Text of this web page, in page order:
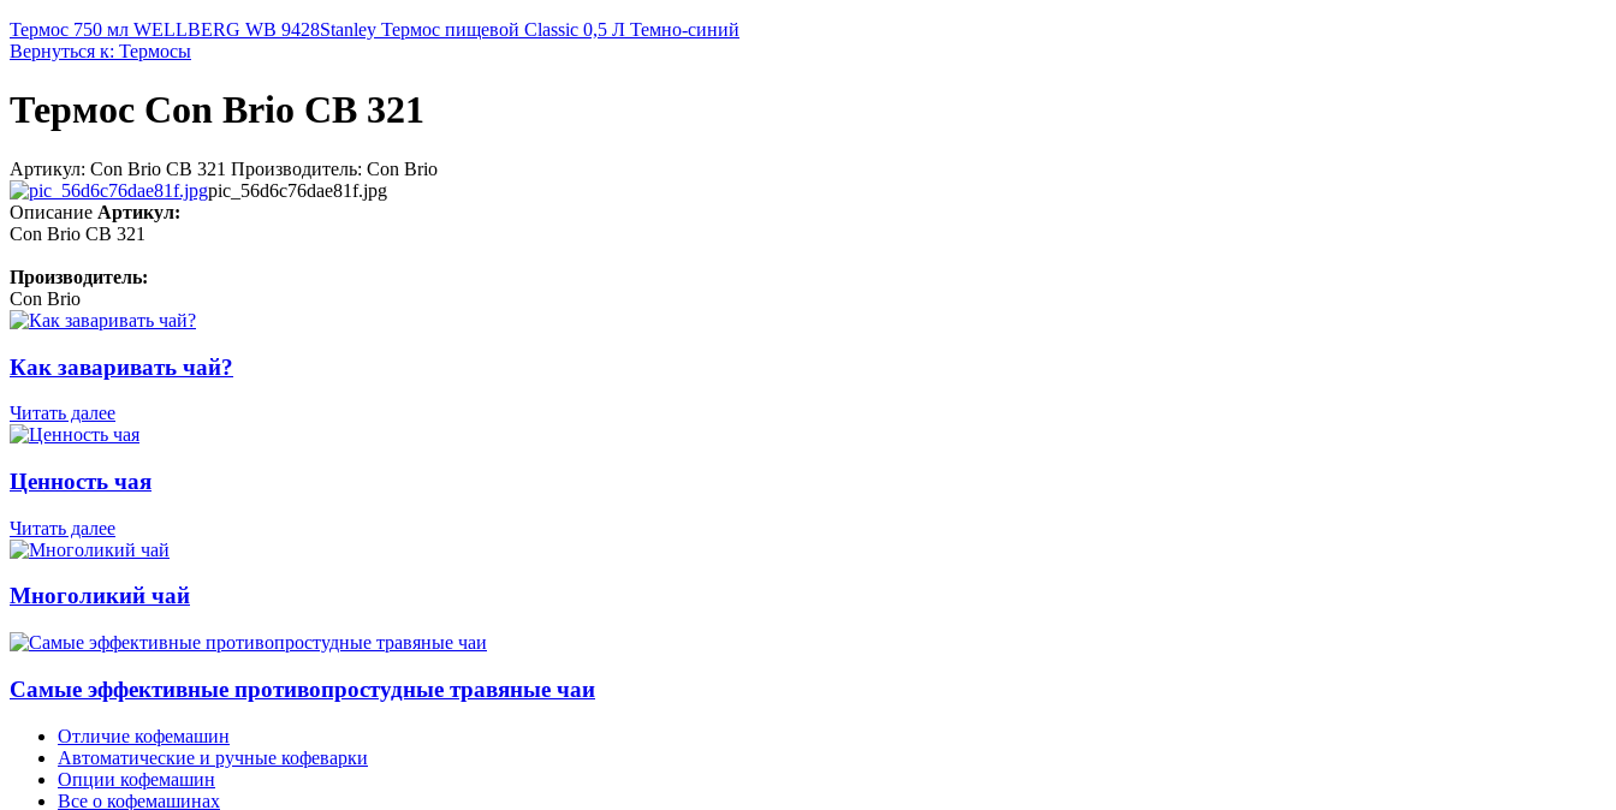
Термос 750 мл WELLBERG WB 9428Stanley Термос пищевой Classic 0,5 Л Темно-синий
Вернуться к: Термосы
Термос Con Brio СВ 321
Артикул: Con Brio СВ 321 Производитель: Con Brio
pic_56d6c76dae81f.jpg
Описание Артикул:
Con Brio СВ 321
Производитель:
Con Brio
Как заваривать чай?
Читать далее
Ценность чая
Читать далее
Многоликий чай
Самые эффективные противопростудные травяные чаи
Отличие кофемашин
Автоматические и ручные кофеварки
Опции кофемашин
Все о кофемашинах